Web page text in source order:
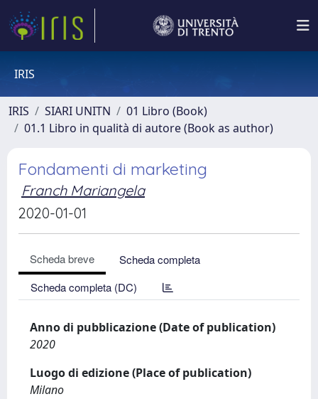
IRIS
IRIS SIARI UNITN
01 Libro (Book)
01.1 Libro in qualità di autore (Book as author)
Fondamenti di marketing
Franch Mariangela
2020-01-01
Scheda breve
Scheda completa
Scheda completa (DC)
Anno di pubblicazione (Date of publication)
2020
Luogo di edizione (Place of publication)
Milano